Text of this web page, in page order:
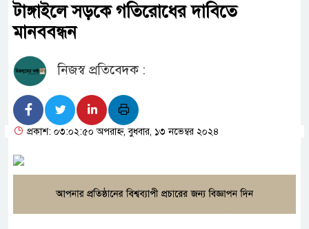
টাঙ্গাইলে সড়কে গতিরোধের দাবিতে
মানববন্ধন
নিজস্ব প্রতিবেদক :
প্রকাশ: ০৩:০২:৫০ অপরাহ্ন, বুধবার, ১৩ নভেম্বর ২০২৪